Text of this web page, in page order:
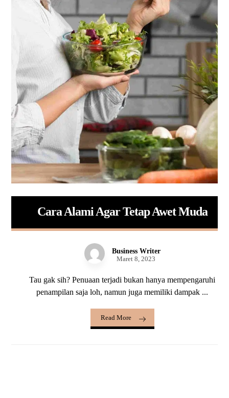
Cara Alami Agar Tetap Awet Muda
Business Writer
Maret 8, 2023
Tau gak sih? Penuaan terjadi bukan hanya mempengaruhi
penampilan saja loh, namun juga memiliki dampak ...
Read More